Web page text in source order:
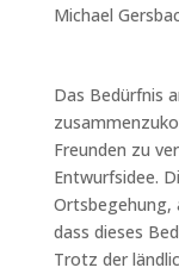
Michael
Das Bedürfnis
Freunden zu
Entwurfsidee.
Ortsbegehung,
dass dieses
Trotz der